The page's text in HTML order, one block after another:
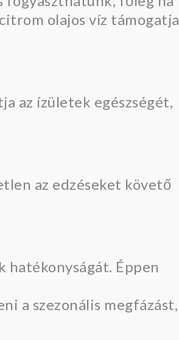
olajos víz támogatja
az ízületek egészségét,
az edzéseket követő
hatékonyságát. Éppen
a szezonális megfázást,